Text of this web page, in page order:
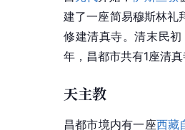
觉地参与并为土司、德
所辖格鲁派寺庙有130
截至2000年，格鲁派
萨迦派
萨迦派创立者是昆·公